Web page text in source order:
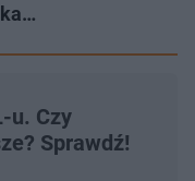
u. Czy
Sprawdź!